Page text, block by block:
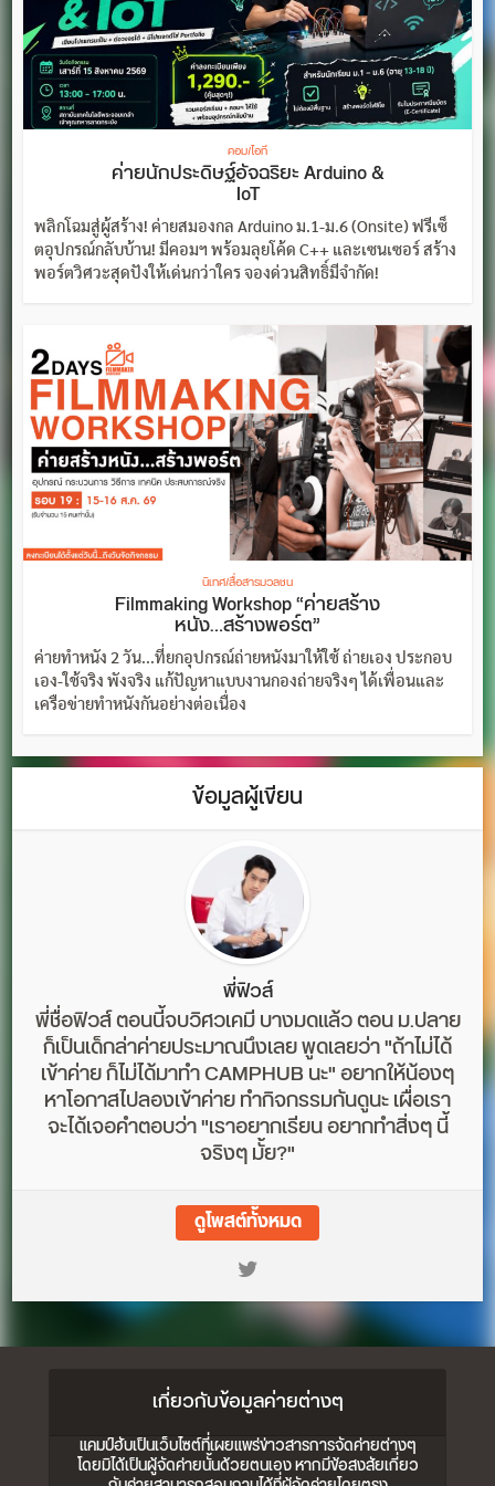
คอม/ไอที
ค่ายนักประดิษฐ์อัจฉริยะ Arduino &
IoT
พลิกโฉมสู่ผู้สร้าง! ค่ายสมองกล Arduino ม.1-ม.6 (Onsite) ฟรีเซ็
ตอุปกรณ์กลับบ้าน! มีคอมฯ พร้อมลุยโค้ด C++ และเซนเซอร์ สร้าง
พอร์ตวิศวะสุดปังให้เด่นกว่าใคร จองด่วนสิทธิ์มีจำกัด!
นิเทศ/สื่อสารมวลชน
Filmmaking Workshop “ค่ายสร้าง
หนัง…สร้างพอร์ต”
ค่ายทำหนัง 2 วัน...ที่ยกอุปกรณ์ถ่ายหนังมาให้ใช้ ถ่ายเอง ประกอบ
เอง-ใช้จริง พังจริง แก้ปัญหาแบบงานกองถ่ายจริงๆ ได้เพื่อนและ
เครือข่ายทำหนังกันอย่างต่อเนื่อง
ข้อมูลผู้เขียน
พี่ฟิวส์
พี่ชื่อฟิวส์ ตอนนี้จบวิศวเคมี บางมดแล้ว ตอน ม.ปลาย
ก็เป็นเด็กล่าค่ายประมาณนึงเลย พูดเลยว่า "ถ้าไม่ได้
เข้าค่าย ก็ไม่ได้มาทำ CAMPHUB นะ" อยากให้น้องๆ
หาโอกาสไปลองเข้าค่าย ทำกิจกรรมกันดูนะ เผื่อเรา
จะได้เจอคำตอบว่า "เราอยากเรียน อยากทำสิ่งๆ นี้
จริงๆ มั้ย?"
ดูโพสต์ทั้งหมด
เกี่ยวกับข้อมูลค่ายต่างๆ
แคมป์ฮับเป็นเว็บไซต์ที่เผยแพร่ข่าวสารการจัดค่ายต่างๆ
โดยมิได้เป็นผู้จัดค่ายนั้นด้วยตนเอง หากมีข้อสงสัยเกี่ยว